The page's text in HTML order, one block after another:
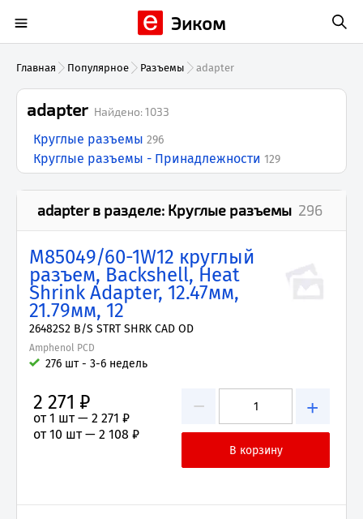
Эиком
Главная Популярное Разъемы adapter
adapter Найдено:1033
Круглые разъемы 296
Круглые разъемы - Принадлежности 129
adapterв разделе: Круглые разъемы 296
M85049/60-1W12 круглый
разъем, Backshell, Heat
Shrink Adapter, 12.47мм,
21.79мм, 12
26482S2 B/S STRT SHRK CAD OD
Amphenol PCD
276 шт - 3-6 недель
− +
2 271 ₽
от 1 шт — 2 271 ₽
от 10 шт — 2 108 ₽